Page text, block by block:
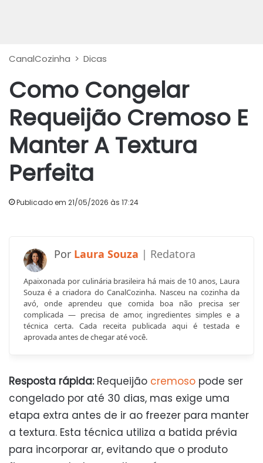
CanalCozinha > Dicas
Como Congelar
Requeijão Cremoso E
Manter A Textura
Perfeita
Publicado em 21/05/2026 às 17:24
Laura Souza
Apaixonada por culinária brasileira há mais de 10 anos, Laura
Souza é a criadora do CanalCozinha. Nasceu na cozinha da
avó, onde aprendeu que comida boa não precisa ser
complicada — precisa de amor, ingredientes simples e a
técnica certa. Cada receita publicada aqui é testada e
aprovada antes de chegar até você.
Resposta rápida:Requeijão cremoso pode ser
congelado por até 30 dias, mas exige uma
etapa extra antes de ir ao freezer para manter
a textura. Esta técnica utiliza a batida prévia
para incorporar ar, evitando que o produto